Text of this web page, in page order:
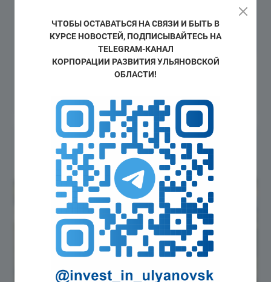
Начат приём заявок на предоставление
ЧТОБЫ ОСТАВАТЬСЯ НА СВЯЗИ И БЫТЬ В
КУРСЕ НОВОСТЕЙ, ПОДПИСЫВАЙТЕСЬ НА
TELEGRAM-КАНАЛ
КОРПОРАЦИИ РАЗВИТИЯ УЛЬЯНОВСКОЙ
ОБЛАСТИ!